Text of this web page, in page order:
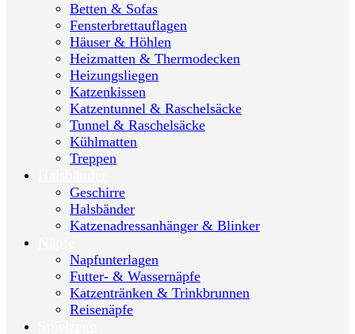
Betten & Sofas
Fensterbrettauflagen
Häuser & Höhlen
Heizmatten & Thermodecken
Heizungsliegen
Katzenkissen
Katzentunnel & Raschelsäcke
Tunnel & Raschelsäcke
Kühlmatten
Treppen
Geschirre
Halsbänder
Katzenadressanhänger & Blinker
Napfunterlagen
Futter- & Wassernäpfe
Katzentränken & Trinkbrunnen
Reisenäpfe